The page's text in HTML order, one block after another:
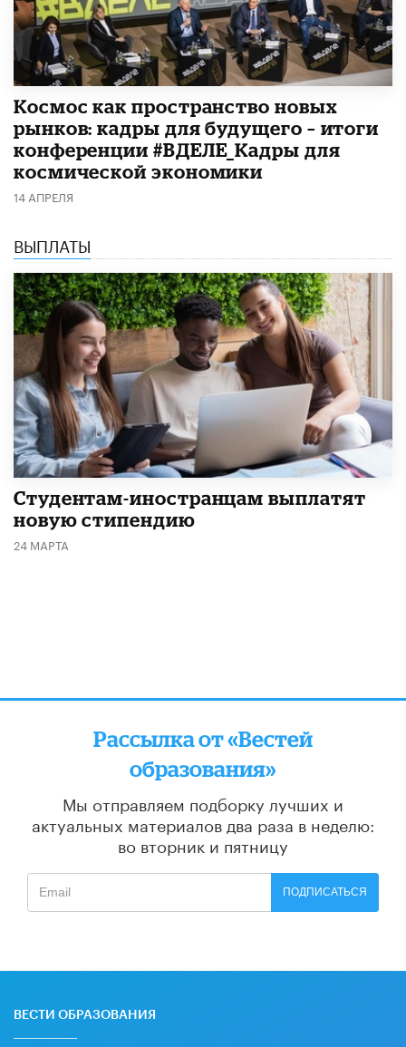
Космос как пространство новых
рынков: кадры для будущего – итоги
конференции #ВДЕЛЕ_Кадры для
космической экономики
14 АПРЕЛЯ
ВЫПЛАТЫ
Студентам-иностранцам выплатят
новую стипендию
24 МАРТА
Рассылка от «Вестей
образования»
Мы отправляем подборку лучших и
актуальных материалов два раза в неделю:
во вторник и пятницу
ПОДПИСАТЬСЯ
ВЕСТИ ОБРАЗОВАНИЯ